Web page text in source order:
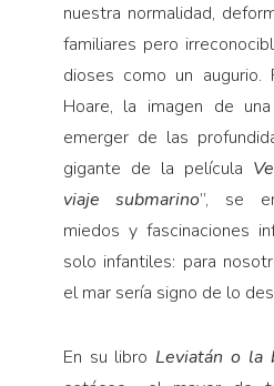
Vidas paralelas
Voces y lecturas
nuestra normalidad,
familiares pero
dioses como un augurio.
Hoare, la imagen de
emerger de las
gigante de la película
viaje submarino”, se
miedos y fascinaciones
solo infantiles: para
el mar sería signo de lo
En su libro Leviatán o la